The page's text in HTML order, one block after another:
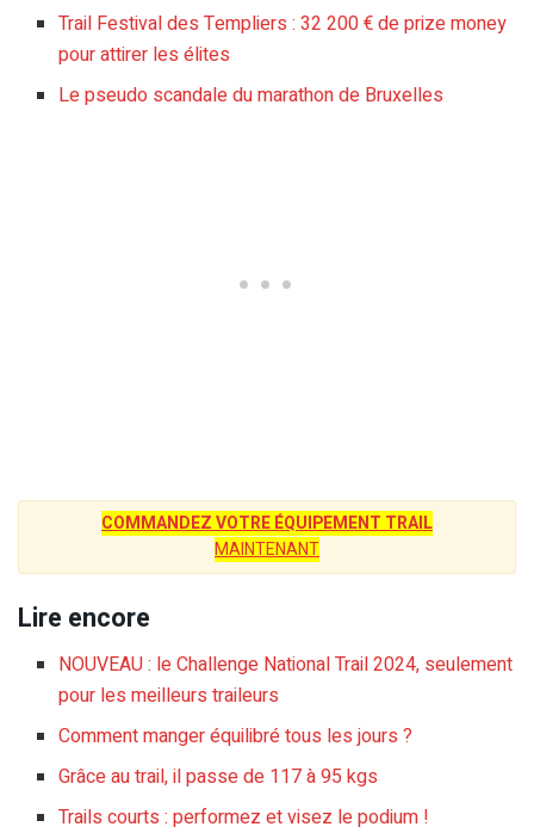
Trail Festival des Templiers : 32 200 € de prize money
pour attirer les élites
Le pseudo scandale du marathon de Bruxelles
COMMANDEZ VOTRE ÉQUIPEMENT TRAIL
MAINTENANT
Lire encore
NOUVEAU : le Challenge National Trail 2024, seulement
pour les meilleurs traileurs
Comment manger équilibré tous les jours ?
Grâce au trail, il passe de 117 à 95 kgs
Trails courts : performez et visez le podium !